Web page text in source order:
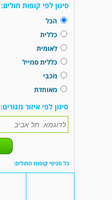
סינון לפי קופות חולים:
הכל
כללית
לאומית
כללית סמייל
מכבי
מאוחדת
סינון לפי איזור מגורים:
כל סניפי קופות החולים: